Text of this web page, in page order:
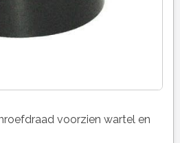
voorzien wartel en